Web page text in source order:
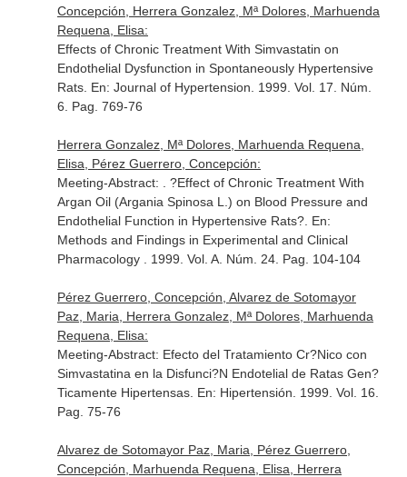
Concepción, Herrera Gonzalez, Mª Dolores, Marhuenda
Requena, Elisa:
Effects of Chronic Treatment With Simvastatin on
Endothelial Dysfunction in Spontaneously Hypertensive
Rats. En: Journal of Hypertension . 1999. Vol. 17. Núm.
6. Pag. 769-76
Herrera Gonzalez, Mª Dolores, Marhuenda Requena,
Elisa, Pérez Guerrero, Concepción:
Meeting-Abstract: . ?Effect of Chronic Treatment With
Argan Oil (Argania Spinosa L.) on Blood Pressure and
Endothelial Function in Hypertensive Rats?. En:
Methods and Findings in Experimental and Clinical
Pharmacology
. 1999. Vol. A. Núm. 24. Pag. 104-104
Pérez Guerrero, Concepción, Alvarez de Sotomayor
Paz, Maria, Herrera Gonzalez, Mª Dolores, Marhuenda
Requena, Elisa:
Meeting-Abstract: Efecto del Tratamiento Cr?Nico con
Simvastatina en la Disfunci?N Endotelial de Ratas Gen?
Ticamente Hipertensas. En: Hipertensión . 1999. Vol. 16.
Pag. 75-76
Alvarez de Sotomayor Paz, Maria, Pérez Guerrero,
Concepción, Marhuenda Requena, Elisa, Herrera